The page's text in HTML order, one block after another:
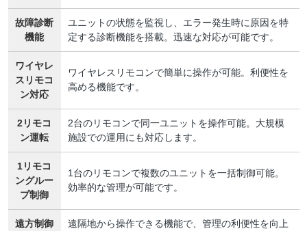
故障診断
機能
ユニットの状態を監視し、エラー発生時に原因を特
定する診断機能を搭載。迅速な対応が可能です。
ワイヤレ
スリモコ
ン対応
ワイヤレスリモコンで簡単に操作が可能。利便性を
高める機能です。
2リモコ
ン運転
2台のリモコンで同一ユニットを操作可能。大規模
施設での運用にも対応します。
1リモコ
ングルー
プ制御
1台のリモコンで複数のユニットを一括制御可能。
効率的な管理が可能です。
遠方制御
遠隔地から操作できる機能で、管理の利便性を向上